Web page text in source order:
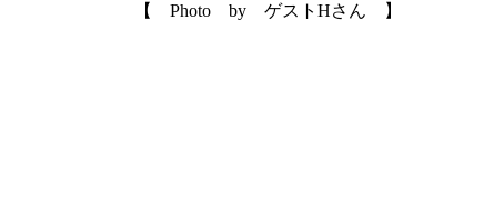
【 Photo by ゲストHさん 】